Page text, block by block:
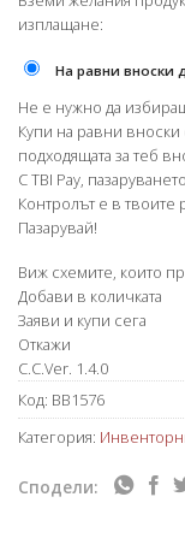
изплащане:
На равни вноски
Не е нужно да
Купи на равни вноски
подходящата за теб
С TBI Pay,
Контролът е в твоите
Пазарувай!
Виж схемите, които
Добави в количката
Заяви и купи сега
Откажи
C.C.Ver. 1.4.0
Код: BB1576
Категория:
Сподели: